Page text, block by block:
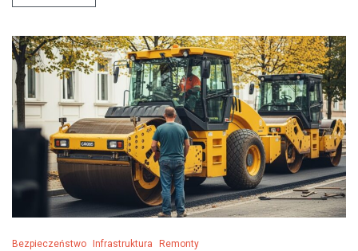
Bezpieczeństwo Infrastruktura Remonty